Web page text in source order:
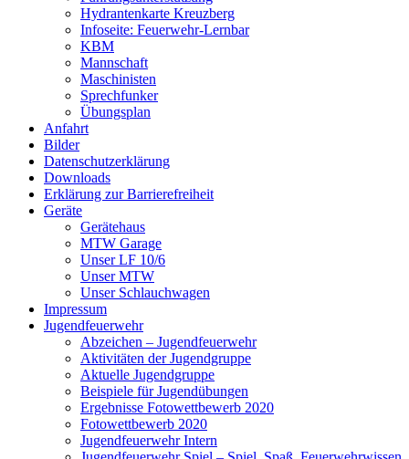
Hydrantenkarte Kreuzberg
Infoseite: Feuerwehr-Lernbar
KBM
Mannschaft
Maschinisten
Sprechfunker
Übungsplan
Anfahrt
Bilder
Datenschutzerklärung
Downloads
Erklärung zur Barriere­frei­heit
Geräte
Gerätehaus
MTW Garage
Unser LF 10/6
Unser MTW
Unser Schlauchwagen
Impressum
Jugendfeuerwehr
Abzeichen – Jugendfeuerwehr
Aktivitäten der Jugendgruppe
Aktuelle Jugendgruppe
Beispiele für Jugendübungen
Ergebnisse Fotowettbewerb 2020
Fotowettbewerb 2020
Jugendfeuerwehr Intern